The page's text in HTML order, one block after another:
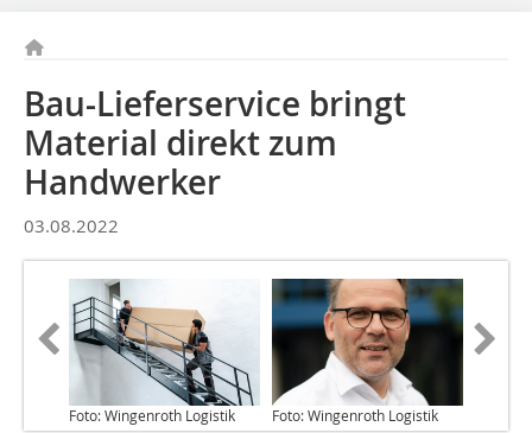
Bau-Lieferservice bringt
Material direkt zum
Handwerker
03.08.2022
Foto: Wingenroth Logistik Foto: Wingenroth Logistik